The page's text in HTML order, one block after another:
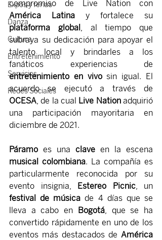
Expos y ferias
Danza
Cultura
Entretenimiento
Servicios
Redes Sociales
América Latina
plataforma global
, al tiempo que
subraya su dedicación para apoyar el
talento local y brindarles a los
entretenimiento en vivo sin igual. El
OCESA , de la cual Live Nation adquirió
una participación mayoritaria en
diciembre de 2021.
Páramo es una clave
musical colombiana. La compañía es
particularmente reconocida por su
evento insignia, Estereo Picnic
festival de música de 4 días que se
lleva a cabo en Bogotá, que se ha
convertido rápidamente en uno de los
eventos más destacados de América